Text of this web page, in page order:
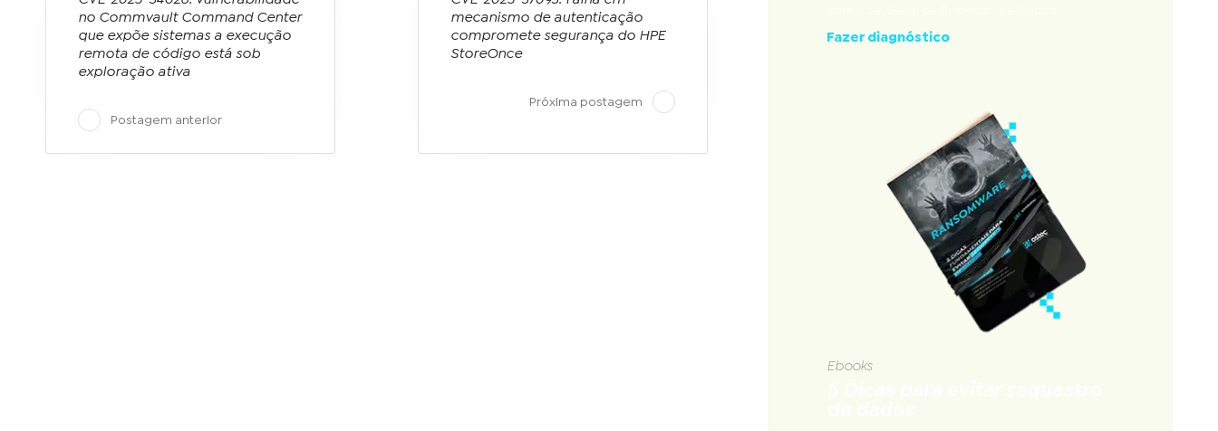
no Commvault Command Center
que expõe sistemas a execução
remota de código está sob
exploração ativa
Postagem anterior
mecanismo de autenticação
compromete segurança do HPE
StoreOnce
Próxima postagem
Fazer diagnóstico
Ebooks